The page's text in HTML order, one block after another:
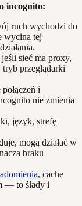
incognito:
ruch wychodzi do
wycina tej
jeśli sieć ma proxy,
przeglądarki
i
nie zmienia
język, strefę
mogą działać w
braku
, cache
— to ślady i